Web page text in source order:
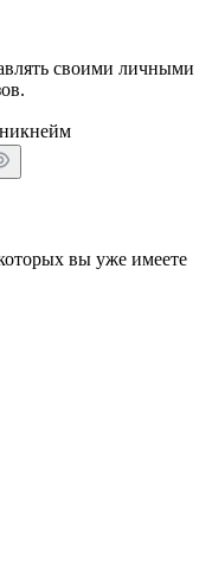
своими личными
вы уже имеете